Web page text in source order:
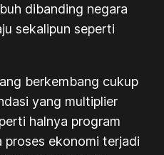
dibanding negara
sekalipun seperti
berkembang cukup
yang multiplier
halnya program
proses ekonomi terjadi